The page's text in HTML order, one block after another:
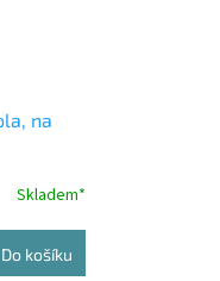
na
Skladem*
Do košíku